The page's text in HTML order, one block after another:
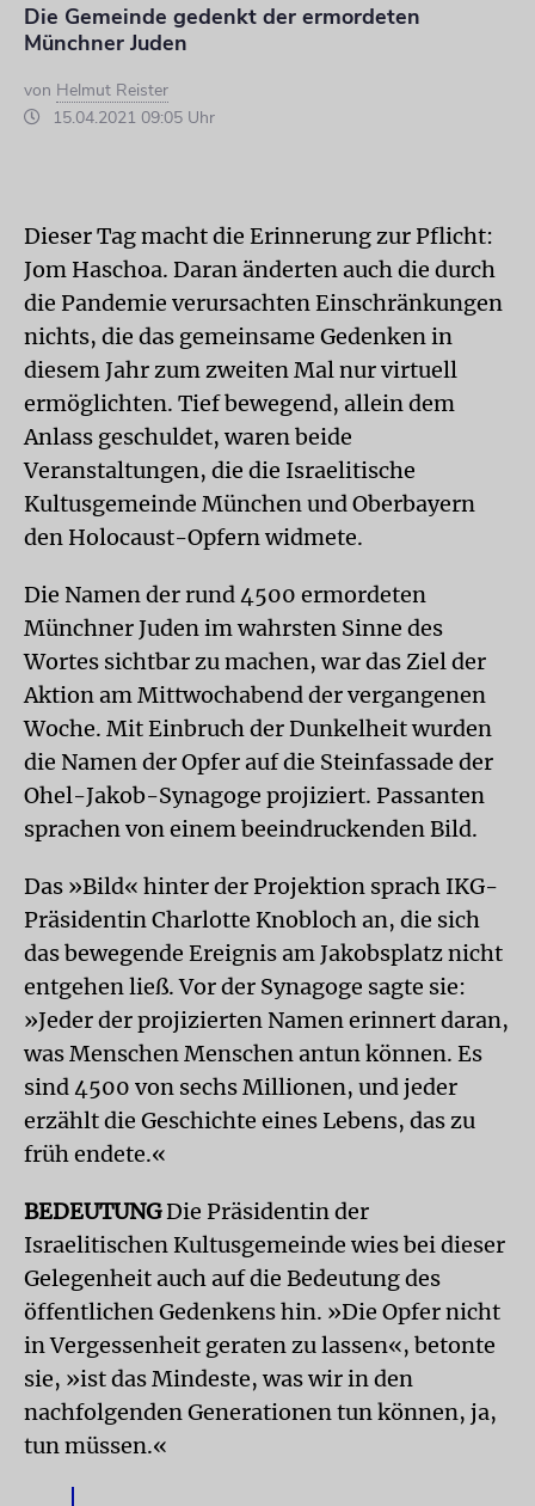
Die Gemeinde gedenkt der ermordeten
Münchner Juden
von Helmut Reister
15.04.2021 09:05 Uhr
Dieser Tag macht die Erinnerung zur Pflicht:
Jom Haschoa. Daran änderten auch die durch
die Pandemie verursachten Einschränkungen
nichts, die das gemeinsame Gedenken in
diesem Jahr zum zweiten Mal nur virtuell
ermöglichten. Tief bewegend, allein dem
Anlass geschuldet, waren beide
Veranstaltungen, die die Israelitische
Kultusgemeinde München und Oberbayern
den Holocaust-Opfern widmete.
Die Namen der rund 4500 ermordeten
Münchner Juden im wahrsten Sinne des
Wortes sichtbar zu machen, war das Ziel der
Aktion am Mittwochabend der vergangenen
Woche. Mit Einbruch der Dunkelheit wurden
die Namen der Opfer auf die Steinfassade der
Ohel-Jakob-Synagoge projiziert. Passanten
sprachen von einem beeindruckenden Bild.
Das »Bild« hinter der Projektion sprach IKG-
Präsidentin Charlotte Knobloch an, die sich
das bewegende Ereignis am Jakobsplatz nicht
entgehen ließ. Vor der Synagoge sagte sie:
»Jeder der projizierten Namen erinnert daran,
was Menschen Menschen antun können. Es
sind 4500 von sechs Millionen, und jeder
erzählt die Geschichte eines Lebens, das zu
früh endete.«
BEDEUTUNGDie Präsidentin der
Israelitischen Kultusgemeinde wies bei dieser
Gelegenheit auch auf die Bedeutung des
öffentlichen Gedenkens hin. »Die Opfer nicht
in Vergessenheit geraten zu lassen«, betonte
sie, »ist das Mindeste, was wir in den
nachfolgenden Generationen tun können, ja,
tun müssen.«